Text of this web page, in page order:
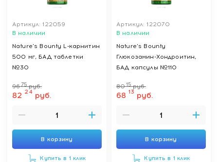
Артикул: 122059
В наличии
Nature's Bounty L-карнитин
500 мг, БАД таблетки
№30
96 75 руб.
82 24 руб.
В корзину
Купить в 1 клик
Артикул: 122070
В наличии
Nature's Bounty
Глюкозамин-Хондроитин,
БАД капсулы №110
8015 руб.
68 13 руб.
В корзину
Купить в 1 клик